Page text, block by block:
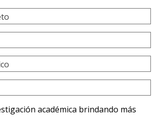
académica brindando más